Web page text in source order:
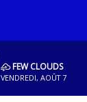
FEW CLOUDS
VENDREDI, AOÛT 7